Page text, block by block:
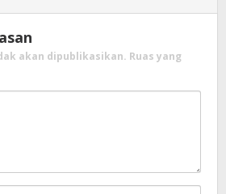
akan dipublikasikan. Ruas yang